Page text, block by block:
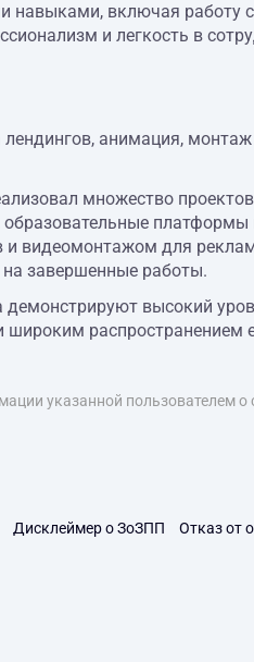
навыками, включая
и легкость в
лендингов, анимация,
множество
платформы
видеомонтажом для
завершенные работы.
высокий
распространением
указанной пользователем о
Дисклеймер о ЗоЗПП Отказ от